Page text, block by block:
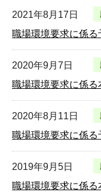
2021年8月17日
職場環境要求に係る
2020年9月7日
職場環境要求に係る
2020年8月11日
職場環境要求に係る
2019年9月5日
職場環境要求に係る